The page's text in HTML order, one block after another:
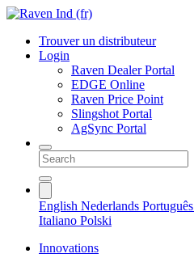
Trouver un distributeur
Login
Raven Dealer Portal
EDGE Online
Raven Price Point
Slingshot Portal
AgSync Portal
English Nederlands Português
Italiano Polski
Innovations